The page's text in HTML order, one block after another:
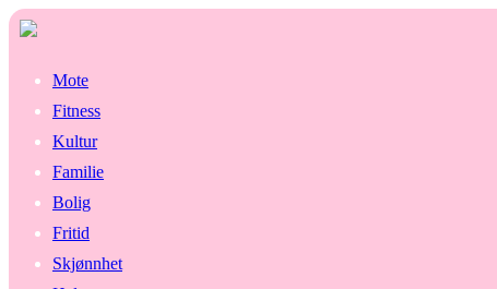
Mote
Fitness
Kultur
Familie
Bolig
Fritid
Skjønnhet